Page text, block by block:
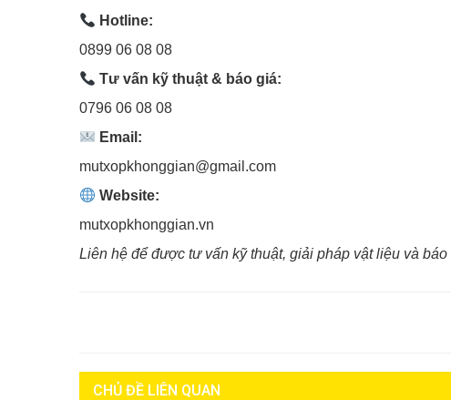
Hotline:
0899 06 08 08
Tư vấn kỹ thuật & báo giá:
0796 06 08 08
Email:
mutxopkhonggian@gmail.com
Website:
mutxopkhonggian.vn
Liên hệ để được tư vấn kỹ thuật, giải pháp vật liệu và
CHỦ ĐỀ LIÊN QUAN